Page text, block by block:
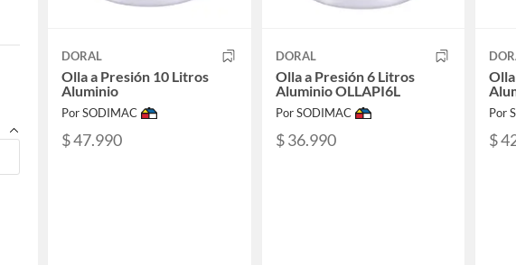
DORAL
Olla a Presión 10 Litros
Aluminio
Por SODIMAC
$ 47.990
DORAL
Olla a Presión 6 Litros
Aluminio OLLAPI6L
Por SODIMAC
$ 36.990
Por
$